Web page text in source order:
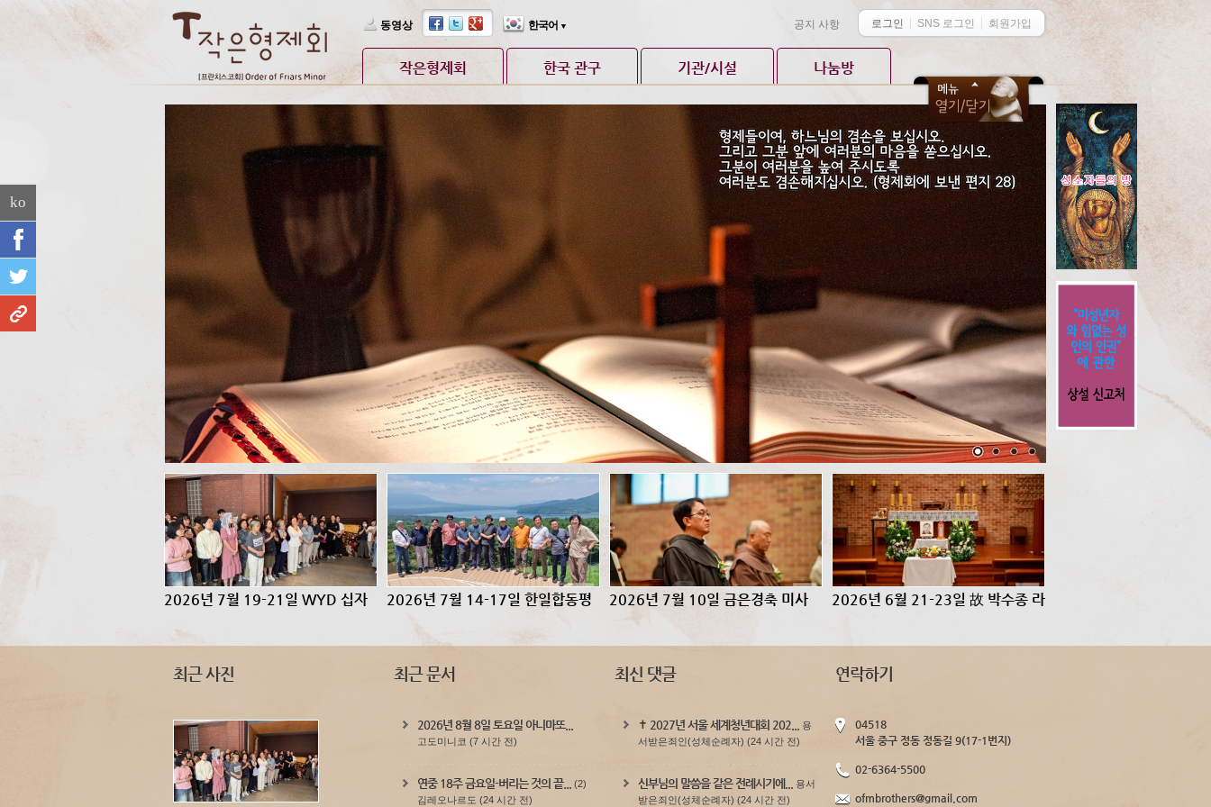
Skip Navigation
동영상
한국어 ▼ 로그인 SNS 로그인 회원가입
공지 사항
작은형제회 한국 관구 기관/시설 나눔방
2026년 7월 19-21일 WYD 십자
2026년 7월 14-17일 한일합동평
2026년 7월 10일 금은경축 미사
2026년 6월 21-23일 故 박수종 라
최근 사진 최근 문서
2026년 8월 8일 토요일 아니마또...
고도미니코 (7 시간 전)
연중 18주 금요일-버리는 것의 끝...
(2)
김레오나르도 (24 시간 전)
최신 댓글
✝️ 2027년 서울 세계청년대회 202...
용
서받은죄인(성체순례자) (24 시간 전)
신부님의 말씀을 같은 전례시기에...
용서
받은죄인(성체순례자) (24 시간 전)
연락하기
04518
서울 중구 정동 정동길 9(17-1번지)
02-6364-5500
ofmbrothers@gmail.com
ko